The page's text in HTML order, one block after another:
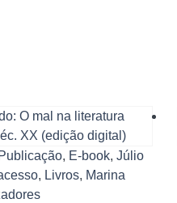
, E-book, Júlio
, Livros, Marina